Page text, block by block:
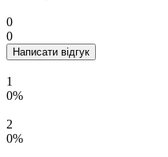
0
0
Написати відгук
1
0%
2
0%